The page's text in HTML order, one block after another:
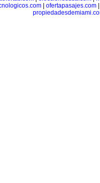
ofertapasajes.com